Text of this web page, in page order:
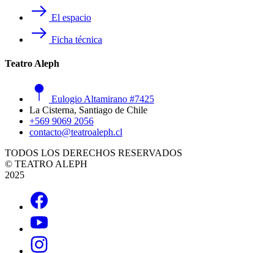
El espacio
Ficha técnica
Teatro Aleph
Eulogio Altamirano #7425
La Cisterna, Santiago de Chile
+569 9069 2056
contacto@teatroaleph.cl
TODOS LOS DERECHOS RESERVADOS
© TEATRO ALEPH
2025